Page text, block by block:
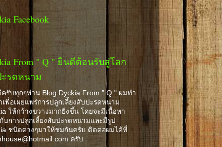
Facebook
From " Q " ยินดีต้อนรับสู่โลก
รดหนาม
ครับทุกๆท่าน Blog Dyckia From " Q " ผมทำ
พื่อเผยแพร่การปลูกเลี้ยงสับปะรดหนาม
ให้กว้างขวางมากยิ่งขึ้น โดยจะมีเนื้อหา
บการปลูกเลี้ยงสับปะรดหนามและมีรูป
ชนิดต่างๆมาให้ชมกันครับ ติดต่อผมได้ที่
ครับ